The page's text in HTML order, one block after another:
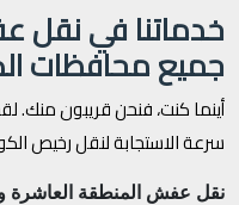
خدماتنا في نقل
جميع محافظات
أينما كنت، فنحن قريبون منك.
سرعة الاستجابة لنقل رخيص
نقل عفش المنطقة العاشرة